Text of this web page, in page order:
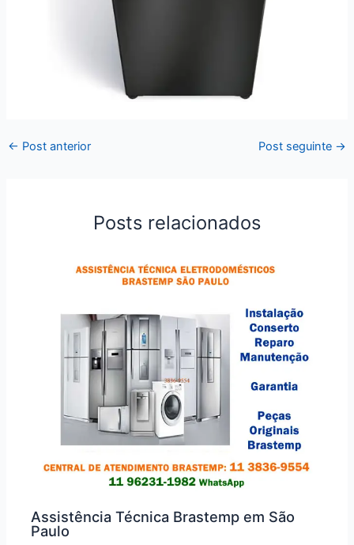
← Post anterior Post seguinte →
Posts relacionados
Assistência Técnica Brastemp em São
Paulo